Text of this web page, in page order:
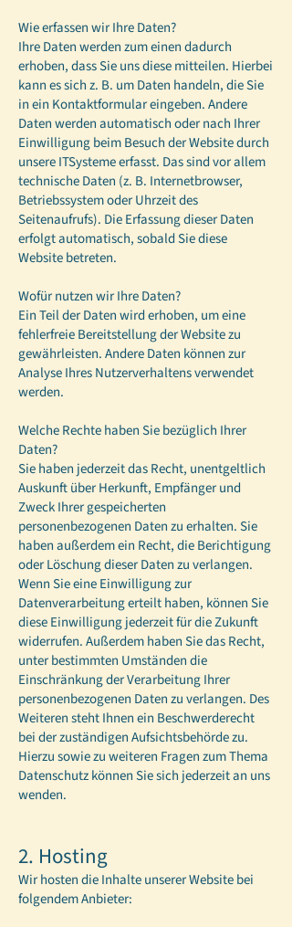
Wie erfassen wir Ihre Daten?
Ihre Daten werden zum einen dadurch
erhoben, dass Sie uns diese mitteilen. Hierbei
kann es sich z. B. um Daten handeln, die Sie
in ein Kontaktformular eingeben. Andere
Daten werden automatisch oder nach Ihrer
Einwilligung beim Besuch der Website durch
unsere ITSysteme erfasst. Das sind vor allem
technische Daten (z. B. Internetbrowser,
Betriebssystem oder Uhrzeit des
Seitenaufrufs). Die Erfassung dieser Daten
erfolgt automatisch, sobald Sie diese
Website betreten.
Wofür nutzen wir Ihre Daten?
Ein Teil der Daten wird erhoben, um eine
fehlerfreie Bereitstellung der Website zu
gewährleisten. Andere Daten können zur
Analyse Ihres Nutzerverhaltens verwendet
werden.
Welche Rechte haben Sie bezüglich Ihrer
Daten?
Sie haben jederzeit das Recht, unentgeltlich
Auskunft über Herkunft, Empfänger und
Zweck Ihrer gespeicherten
personenbezogenen Daten zu erhalten. Sie
haben außerdem ein Recht, die Berichtigung
oder Löschung dieser Daten zu verlangen.
Wenn Sie eine Einwilligung zur
Datenverarbeitung erteilt haben, können Sie
diese Einwilligung jederzeit für die Zukunft
widerrufen. Außerdem haben Sie das Recht,
unter bestimmten Umständen die
Einschränkung der Verarbeitung Ihrer
personenbezogenen Daten zu verlangen. Des
Weiteren steht Ihnen ein Beschwerderecht
bei der zuständigen Aufsichtsbehörde zu.
Hierzu sowie zu weiteren Fragen zum Thema
Datenschutz können Sie sich jederzeit an uns
wenden.
2. Hosting
Wir hosten die Inhalte unserer Website bei
folgendem Anbieter: